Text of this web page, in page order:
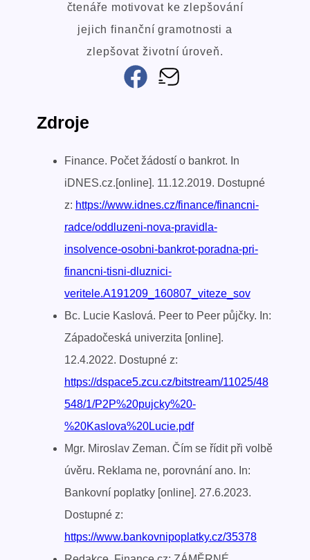
čtenáře motivovat ke zlepšování
jejich finanční gramotnosti a
zlepšovat životní úroveň.
Zdroje
Finance. Počet žádostí o bankrot. In
iDNES.cz.[online]. 11.12.2019. Dostupné
z: https://www.idnes.cz/finance/financni-
radce/oddluzeni-nova-pravidla-
insolvence-osobni-bankrot-poradna-pri-
financni-tisni-dluznici-
veritele.A191209_160807_viteze_sov
Bc. Lucie Kaslová. Peer to Peer půjčky. In:
Západočeská univerzita [online].
12.4.2022. Dostupné z:
https://dspace5.zcu.cz/bitstream/11025/48
548/1/P2P%20pujcky%20-
%20Kaslova%20Lucie.pdf
Mgr. Miroslav Zeman. Čím se řídit při volbě
úvěru. Reklama ne, porovnání ano. In:
Bankovní poplatky [online]. 27.6.2023.
Dostupné z:
https://www.bankovnipoplatky.cz/35378